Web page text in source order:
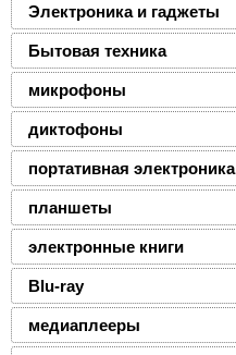
Электроника и гаджеты
Бытовая техника
микрофоны
диктофоны
портативная электроника
планшеты
электронные книги
Blu-ray
медиаплееры